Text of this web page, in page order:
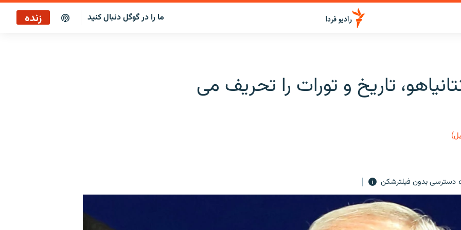
ما را در گوگل دنبال کنید زنده
تاریخ و تورات را تحریف می
دسترسی بدون فیلترشکن